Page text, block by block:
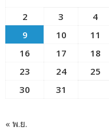
2
3 4
9
10 11
16
17 18
23
24 25
30
31
« พ.ย.